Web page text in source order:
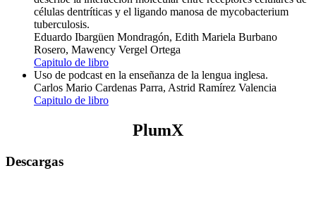
células dentríticas y el ligando manosa de mycobacterium
tuberculosis.
Eduardo Ibargüen Mondragón, Edith Mariela Burbano
Rosero, Mawency Vergel Ortega
Capitulo de libro
Uso de podcast en la enseñanza de la lengua inglesa.
Carlos Mario Cardenas Parra, Astrid Ramírez Valencia
Capitulo de libro
PlumX
Descargas